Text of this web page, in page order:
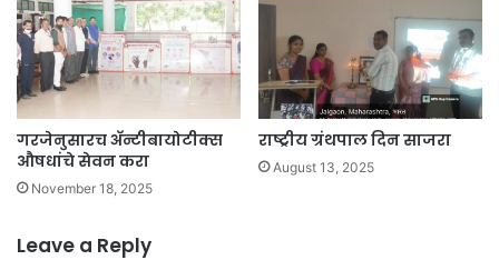
गरजेनुसारच अ‍ॅन्टीबायोटीक्स
औषधांचे सेवन करा
November 18, 2025
राष्ट्रीय ग्रंथपाल दिन साजरा
August 13, 2025
Leave a Reply